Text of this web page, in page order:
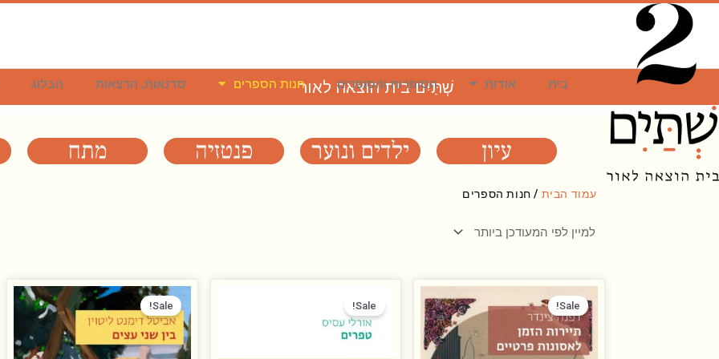
לתוכן
בית אודות הסופרות והסופרים חנות הספרים סדנאות, הרצאות הבלוג שְׁתַּיִם בית הוצאה לאור
עמוד הבית / חנות הספרים
Sale!
המחיר
המקורי
₪ 98.00.
המחיר
הנוכחי
הוא:
₪ 50.00.
Sale!
Sale!
המחיר
המקורי
היה:
₪ 88.00.
המחיר
הנוכחי
הוא:
₪ 50.00.